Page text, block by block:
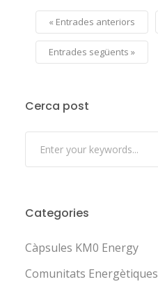
« Entrades anteriors
Entrades següents »
Cerca post
Categories
Càpsules KM0 Energy
Comunitats Energètiques